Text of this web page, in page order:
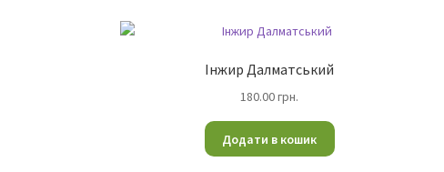
Інжир Далматський
180.00грн.
Додати в кошик